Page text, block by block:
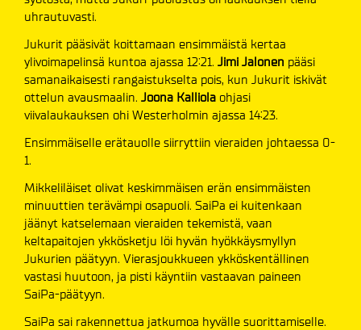
uhrautuvasti.
Jukurit pääsivät koittamaan ensimmäistä kertaa
ylivoimapelinsä kuntoa ajassa 12:21. Jimi Jalonen pääsi
samanaikaisesti rangaistukselta pois, kun Jukurit iskivät
ottelun avausmaalin. Joona Kalliola ohjasi
viivalaukauksen ohi Westerholmin ajassa 14:23.
Ensimmäiselle erätauolle siirryttiin vieraiden johtaessa 0-
1.
Mikkeliläiset olivat keskimmäisen erän ensimmäisten
minuuttien terävämpi osapuoli. SaiPa ei kuitenkaan
jäänyt katselemaan vieraiden tekemistä, vaan
keltapaitojen ykkösketju löi hyvän hyökkäysmyllyn
Jukurien päätyyn. Vierasjoukkueen ykköskentällinen
vastasi huutoon, ja pisti käyntiin vastaavan paineen
SaiPa-päätyyn.
SaiPa sai rakennettua jatkumoa hyvälle suorittamiselle.